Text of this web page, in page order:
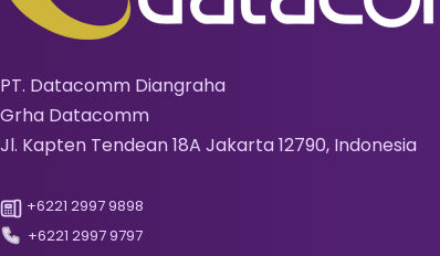
PT. Datacomm Diangraha
Grha Datacomm
Jl. Kapten Tendean 18A Jakarta 12790, Indonesia
+6221 2997 9898
+6221 2997 9797